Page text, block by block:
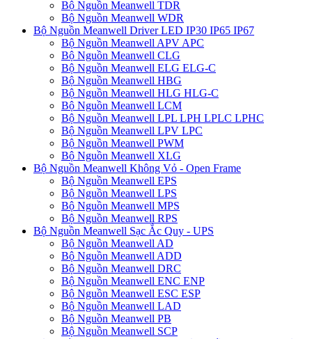
Bộ Nguồn Meanwell TDR
Bộ Nguồn Meanwell WDR
Bộ Nguồn Meanwell Driver LED IP30 IP65 IP67
Bộ Nguồn Meanwell APV APC
Bộ Nguồn Meanwell CLG
Bộ Nguồn Meanwell ELG ELG-C
Bộ Nguồn Meanwell HBG
Bộ Nguồn Meanwell HLG HLG-C
Bộ Nguồn Meanwell LCM
Bộ Nguồn Meanwell LPL LPH LPLC LPHC
Bộ Nguồn Meanwell LPV LPC
Bộ Nguồn Meanwell PWM
Bộ Nguồn Meanwell XLG
Bộ Nguồn Meanwell Không Vỏ - Open Frame
Bộ Nguồn Meanwell EPS
Bộ Nguồn Meanwell LPS
Bộ Nguồn Meanwell MPS
Bộ Nguồn Meanwell RPS
Bộ Nguồn Meanwell Sạc Ắc Quy - UPS
Bộ Nguồn Meanwell AD
Bộ Nguồn Meanwell ADD
Bộ Nguồn Meanwell DRC
Bộ Nguồn Meanwell ENC ENP
Bộ Nguồn Meanwell ESC ESP
Bộ Nguồn Meanwell LAD
Bộ Nguồn Meanwell PB
Bộ Nguồn Meanwell SCP